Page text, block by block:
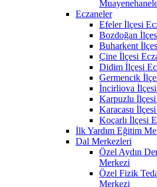
Eczaneler
Efeler İlçesi
Bozdoğan
Buharkent
Çine İlçesi
Didim İlçesi
Germencik
İncirliova
Karpuzlu
Karacasu
Koçarlı İlçesi
İlk Yardım Eğitim
Dal Merkezleri
Özel Aydın
Merkezi
Özel Fizik
Merkezi